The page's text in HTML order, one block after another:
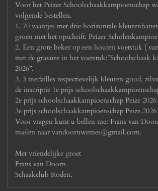
Voor het Peizer Schoolschaakkampioenschap
volgende bestellen.
1. 70 vaantjes met drie horizontale
groen met het opschrift: Peizer
2. Een grote beker op een houten voetstuk (
met de gravure in het voetstuk:”Schoolschaak
2026”.
3. 3 medailles respectievelijk kleuren goud,
de inscriptie 1e prijs
2e prijs schoolschaakkampioenschap Peize 2026
3e prijs schoolschaakkampioenschap Peize.2026
Voor vragen kunt u bellen met Frans van
mailen naar vandoornwemes@gmail.com.
Met vriendelijke groet
Frans van Doorn
Schaakclub Roden.